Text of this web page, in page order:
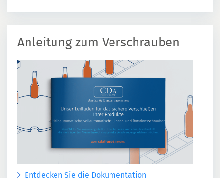
Anleitung zum Verschrauben
Entdecken Sie die Dokumentation